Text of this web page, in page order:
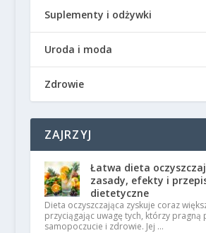
Suplementy i odżywki
Uroda i moda
Zdrowie
ZAJRZYJ
Łatwa dieta
zasady, efekty i
dietetyczne
Dieta oczyszczająca zyskuje coraz
przyciągając uwagę tych, którzy pragną
samopoczucie i zdrowie. Jej …